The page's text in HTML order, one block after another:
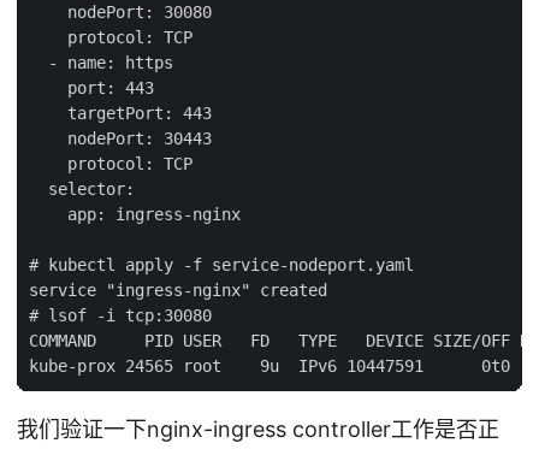
    nodePort: 30080
    protocol: TCP
  - name: https
    port: 443
    targetPort: 443
    nodePort: 30443
    protocol: TCP
  selector:
    app: ingress-nginx
# kubectl apply -f service-nodeport.yaml
service "ingress-nginx" created
# lsof -i tcp:30080
COMMAND     PID USER   FD   TYPE   DEVICE SIZE/OFF
我们验证一下nginx-ingress controller工作是否正